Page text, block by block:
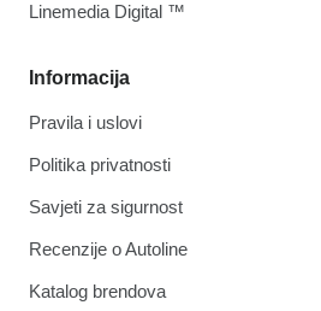
Informacija
Pravila i uslovi
Politika privatnosti
Savjeti za sigurnost
Recenzije o Autoline
Katalog brendova
Linemedia Digital ™